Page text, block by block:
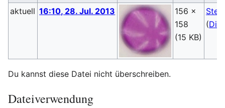
aktuell 16:10, 28. Jul. 2013
156 ×
158
(15 KB)
(
Du kannst diese Datei nicht überschreiben.
Dateiverwendung